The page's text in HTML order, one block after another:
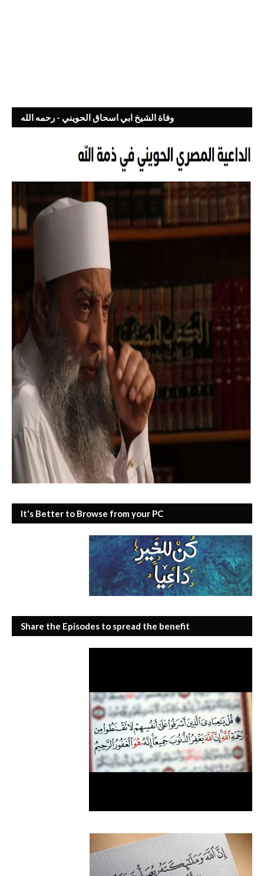
وفاة الشيخ ابي اسحاق الحويني - رحمه الله
It's Better to Browse from your PC
Share the Episodes to spread the benefit